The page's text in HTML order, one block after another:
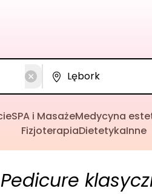
SPA i MasażeMedycyna
FizjoterapiaDietetykaInne